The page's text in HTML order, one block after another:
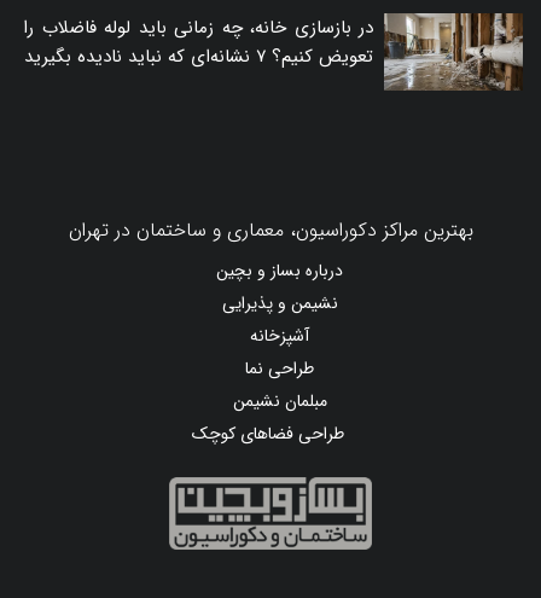
در بازسازی خانه، چه زمانی باید لوله فاضلاب را
تعویض کنیم؟ ۷ نشانه‌ای که نباید نادیده بگیرید
بهترین مراکز دکوراسیون، معماری و ساختمان در تهران
درباره بساز و بچین
نشیمن و پذیرایی
آشپزخانه
طراحی نما
مبلمان نشیمن
طراحی فضاهای کوچک